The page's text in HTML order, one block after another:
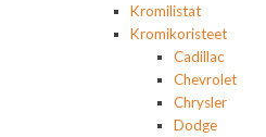
Kromilistat
Kromikoristeet
Cadillac
Chevrolet
Chrysler
Dodge